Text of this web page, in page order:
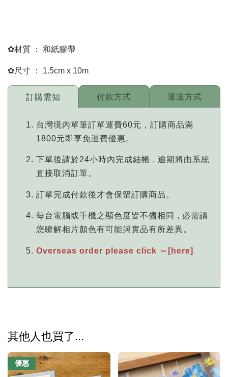
✿材質 ： 和紙膠帶
✿尺寸 ： 1.5cm x 10m
訂購需知
台灣境內單筆訂單運費60元，訂購商品滿
1800元即享免運費優惠。
下單後請於24小時內完成結帳 , 逾期將由系統
直接取消訂單。
訂單完成付款後才會保留訂購商品。
每台電腦或手機之顯色度皆不儘相同 , 必需請
您瞭解相片顏色有可能與實品有所差異。
Overseas order please click ～[here]
付款方式 運送方式
其他人也買了...
優惠